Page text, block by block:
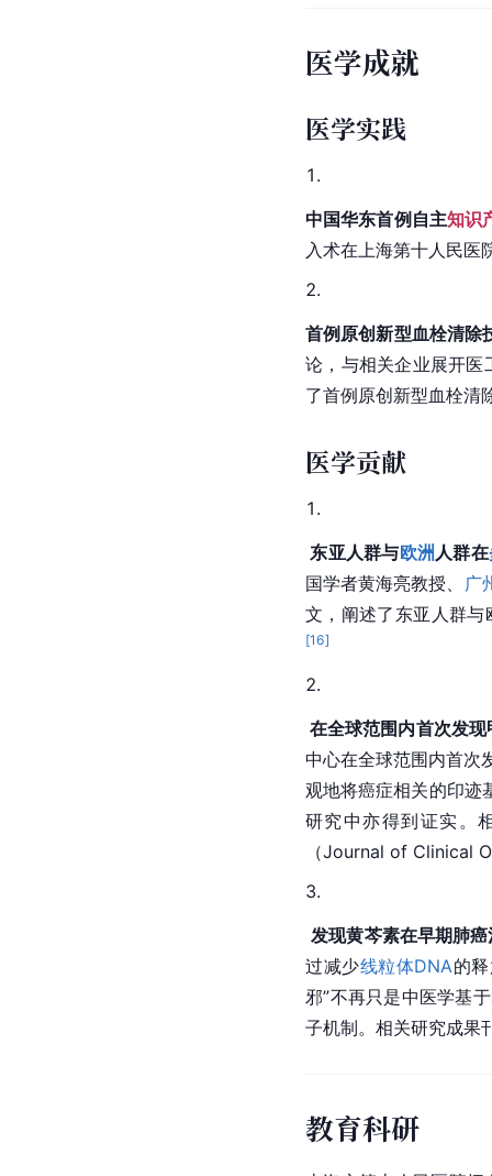
医学成就
医学实践
中国华东首例自主知识
入术在上海第十人民医
首例原创新型血栓清除
论，与相关企业展开医
了首例原创新型血栓清
医学贡献
东亚人群与欧洲 人群在
国学者黄海亮教授、
广
文，阐述了东亚人群
[16]
在全球范围内首次发现
中心在全球范围内首次
观地将癌症相关的印迹
研究中亦得到证实。
（Journal of Clinical
发现黄芩素在早期肺癌
过减少线粒体DNA的
邪”不再只是中医学基
子机制。相关研究成果
教育科研